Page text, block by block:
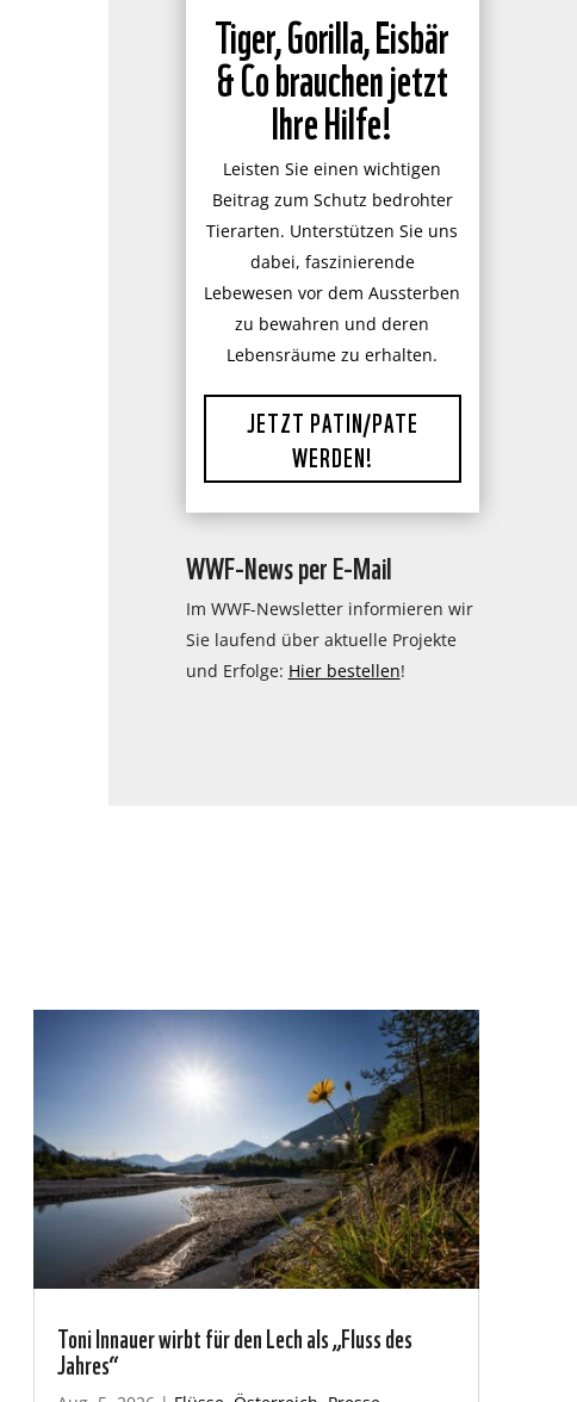
Tiger, Gorilla, Eisbär
& Co brauchen jetzt
Ihre Hilfe!
Leisten Sie einen wichtigen
Beitrag zum Schutz bedrohter
Tierarten. Unterstützen Sie uns
dabei, faszinierende
Lebewesen vor dem Aussterben
zu bewahren und deren
Lebensräume zu erhalten.
JETZT PATIN/PATE
WERDEN!
WWF-News per E-Mail
Im WWF-Newsletter informieren wir
Sie laufend über aktuelle Projekte
und Erfolge: Hier bestellen!
Toni Innauer wirbt für den Lech als „Fluss des
Jahres“